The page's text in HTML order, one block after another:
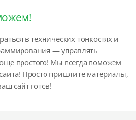
в технических тонкостях и
— управлять
простого! Мы всегда поможем
Просто пришлите материалы,
сайт готов!